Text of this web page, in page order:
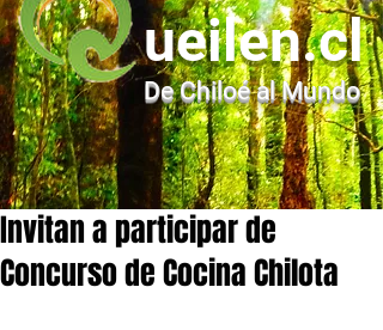
ueilen.cl
De Chiloé al Mundo
Invitan a participar de
Concurso de Cocina Chilota